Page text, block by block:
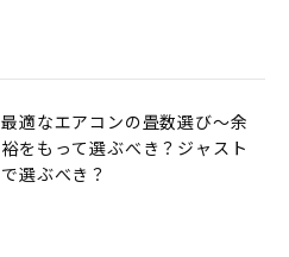
最適なエアコンの畳数選び〜余
裕をもって選ぶべき？ジャスト
で選ぶべき？